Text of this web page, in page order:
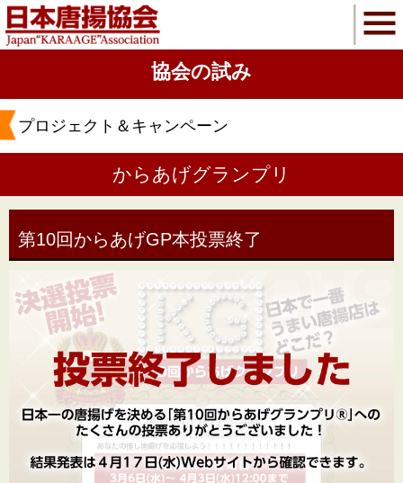
協会の試み
プロジェクト＆キャンペーン
からあげグランプリ
第10回からあげGP本投票終了